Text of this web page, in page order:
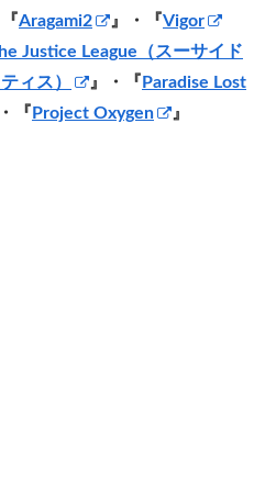
Aragami2 』・『Vigor
Justice League（スーサイド
ィス）
』・『Paradise Lost
『Project Oxygen 』